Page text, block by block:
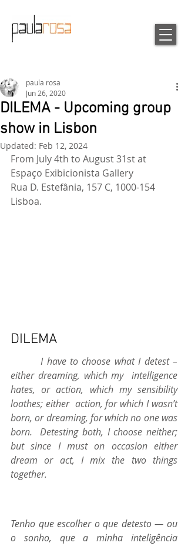
DILEMA - Upcoming group
show in Lisbon
paula rosa
Jun 26, 2020
Updated: Feb 12, 2024
From July 4th to August 31st at
Espaço Exibicionista Gallery
Rua D. Estefânia, 157 C, 1000-154
Lisboa.
DILEMA
I have to choose what I detest –
either dreaming, which my  intelligence
hates, or action, which my sensibility
loathes; either  action, for which I wasn’t
born, or dreaming, for which no one was
born.  Detesting both, I choose neither;
but since I must on occasion either
dream or act, I mix the two things
together.
Tenho que escolher o que detesto — ou
o sonho, que a minha inteligência